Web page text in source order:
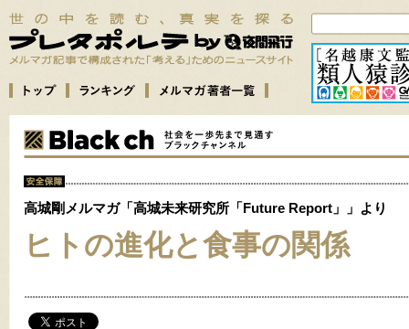
高城剛メルマガ「高城未来研究所「Future Report」」より
ヒトの進化と食事の関係